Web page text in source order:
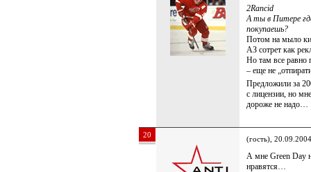
2Rancid
А ты в Питере
покупаешь?
Потом на мыло
АЗ сотрет как
Но там все равно
– еще не
Предложили за
с лицензии, но
дороже не надо…
20 (гость),
А мне Green Day
нравятся…